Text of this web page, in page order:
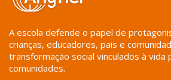
A escola defende o papel de
crianças, educadores, pais e
transformação social vinculados à vida
comunidades.